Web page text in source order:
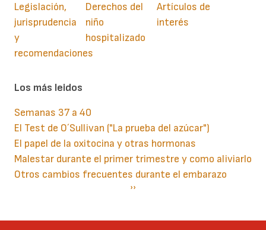
Legislación,
jurisprudencia
y
recomendaciones
Derechos del
niño
hospitalizado
Artículos de
interés
Los más leidos
Semanas 37 a 40
El Test de O´Sullivan ("La prueba del azúcar")
El papel de la oxitocina y otras hormonas
Malestar durante el primer trimestre y como aliviarlo
Otros cambios frecuentes durante el embarazo
Siguiente
››